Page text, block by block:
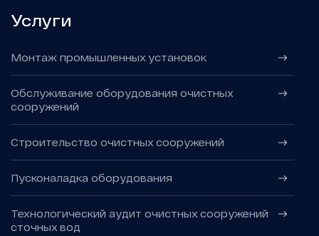
Услуги
Монтаж промышленных установок
Обслуживание оборудования очистных
сооружений
Строительство очистных сооружений
Пусконаладка оборудования
Технологический аудит очистных сооружений
сточных вод